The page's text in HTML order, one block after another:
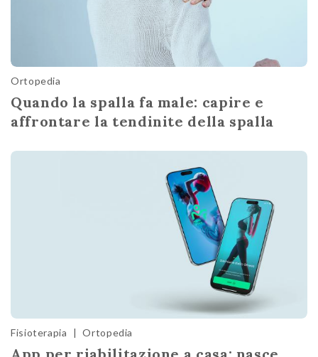
Ortopedia
Quando la spalla fa male: capire e
affrontare la tendinite della spalla
Fisioterapia | Ortopedia